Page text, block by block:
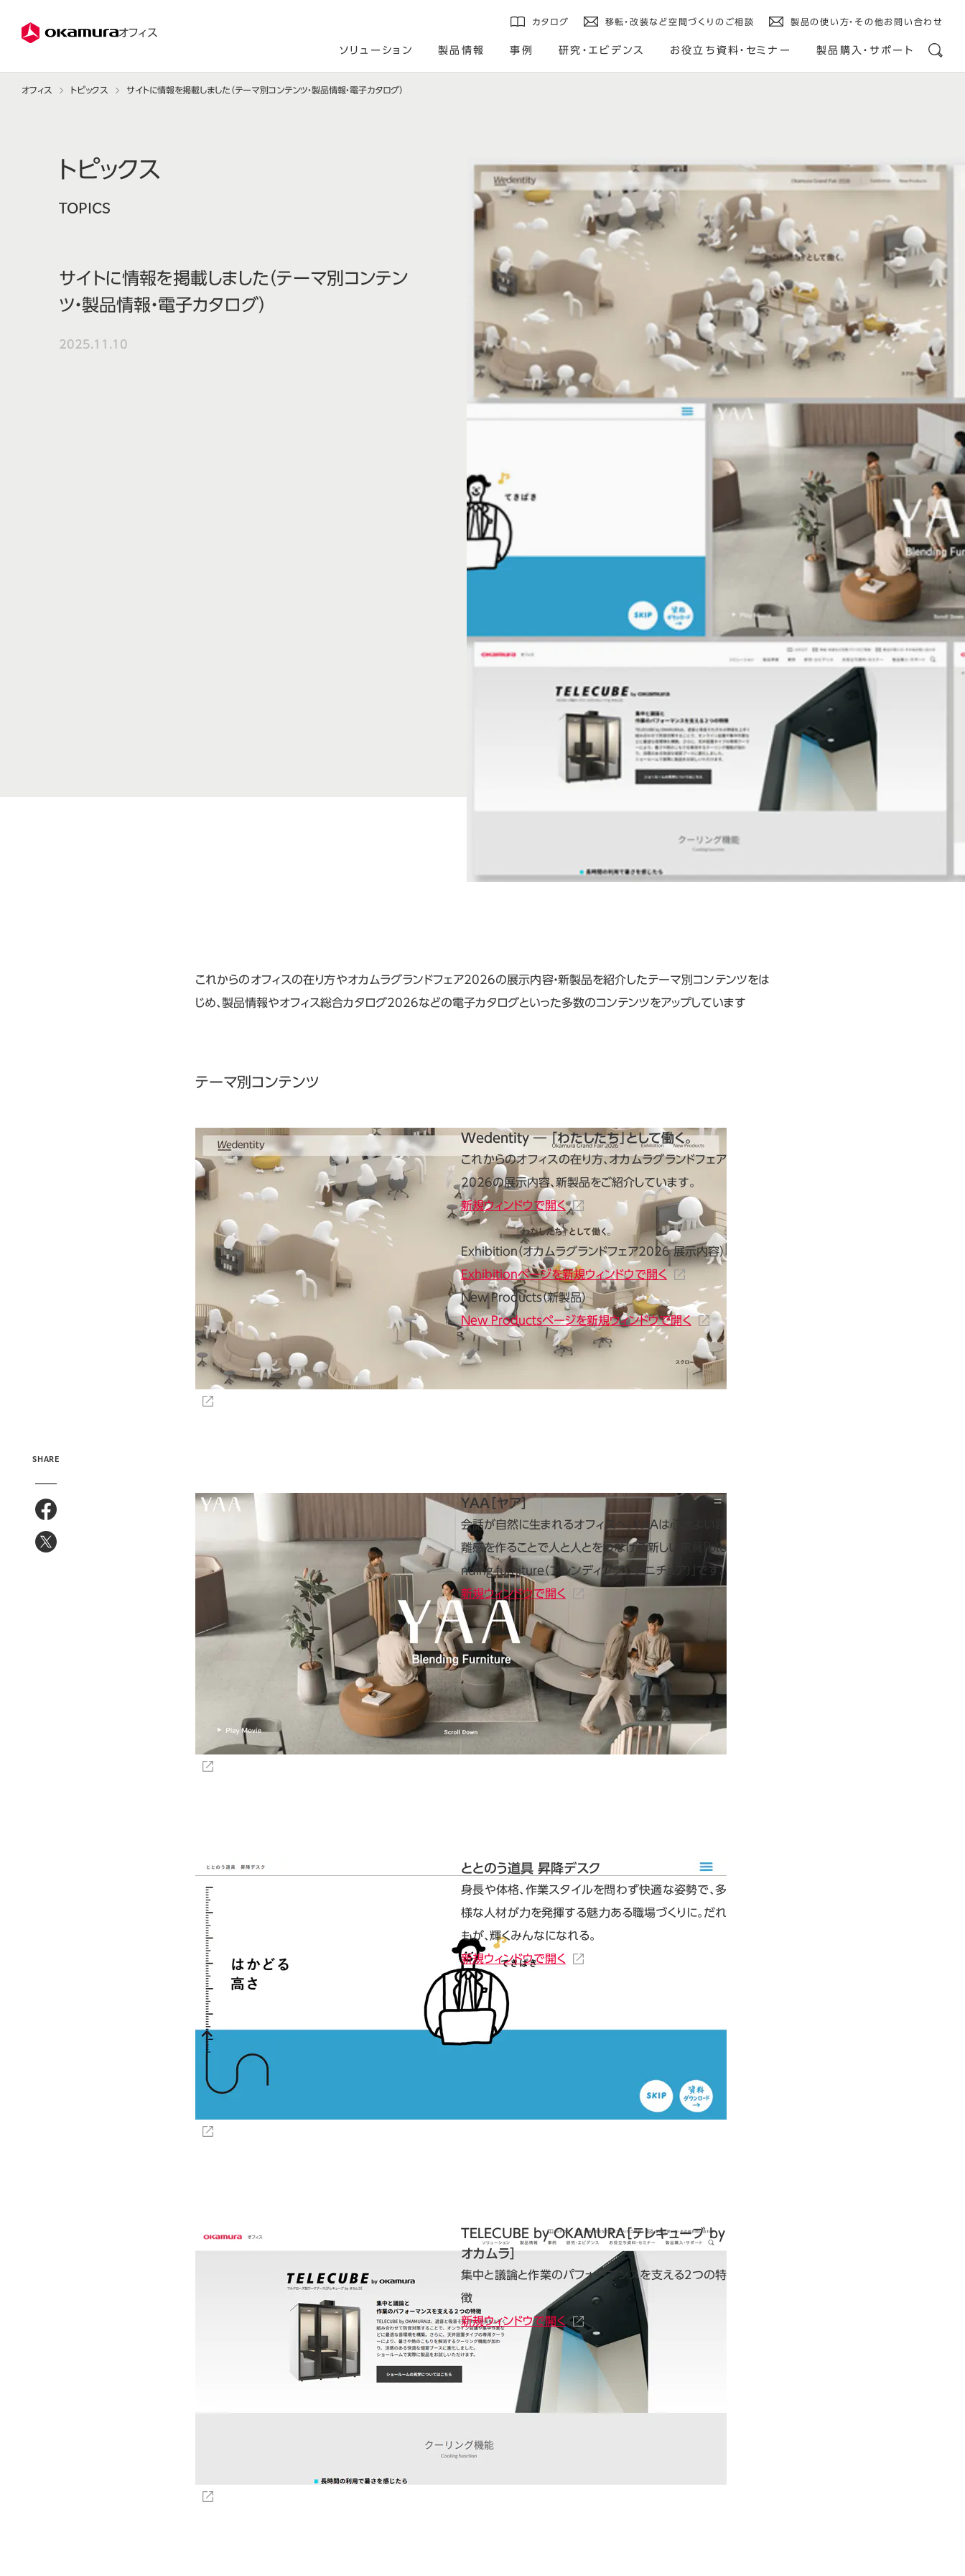
オフィス
カタログ 移転・改装など空間づくりのご相談 製品の使い方・その他お問い合わせ
ソリューション 製品情報 事例 研究・エビデンス お役立ち資料・セミナー 製品購入・サポート
オフィス トピックス サイトに情報を掲載しました（テーマ別コンテンツ・製品情報・電子カタログ）
トピックス
TOPICS
サイトに情報を掲載しました（テーマ別コンテン
ツ・製品情報・電子カタログ）
2025.11.10
これからのオフィスの在り方やオカムラグランドフェア2026の展示内容・新製品を紹介したテーマ別コンテンツをは
じめ、製品情報やオフィス総合カタログ2026などの電子カタログといった多数のコンテンツをアップしています
テーマ別コンテンツ
Wedentity ― 「わたしたち」として働く。
これからのオフィスの在り方、オカムラグランドフェア
2026の展示内容、新製品をご紹介しています。
新規ウィンドウで開く
Exhibition（オカムラグランドフェア2026 展示内容）
Exhibitionページを新規ウィンドウで開く
New Products（新製品）
New Productsページを新規ウィンドウで開く
YAA［ヤア］
会話が自然に生まれるオフィスへ。YAAは心地よい距
離感を作ることで人と人とをつなげる新しい家具「ble
nding furniture（ブレンディングファニチュア）」です。
新規ウィンドウで開く
ととのう道具 昇降デスク
身長や体格、作業スタイルを問わず快適な姿勢で、多
様な人材が力を発揮する魅力ある職場づくりに。だれ
もが、輝くみんなになれる。
新規ウィンドウで開く
TELECUBE by OKAMURA［テレキューブ by
オカムラ］
集中と議論と作業のパフォーマンスを支える２つの特
徴
新規ウィンドウで開く
SHARE